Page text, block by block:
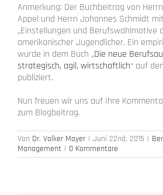
Anmerkung: Der Buchbeitrag von
Appel und Herrn Johannes Schmidt
„Einstellungen und Berufswahlmotive
amerikanischer Jugendlicher. Ein
wurde in dem Buch „Die neue
strategisch, agil, wirtschaftlich“ auf
publiziert.
Nun freuen wir uns auf Ihre
zum Blogbeitrag.
Von Dr. Volker Mayer | Juni 22nd, 2015 |
Management | 0 Kommentare